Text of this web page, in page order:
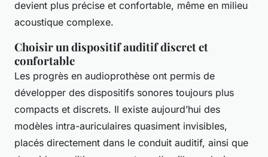
devient plus précise et confortable, même en milieu
acoustique complexe.
Choisir un dispositif auditif discret et
confortable
Les progrès en audioprothèse ont permis de
développer des dispositifs sonores toujours plus
compacts et discrets. Il existe aujourd’hui des
modèles intra-auriculaires quasiment invisibles,
placés directement dans le conduit auditif, ainsi que